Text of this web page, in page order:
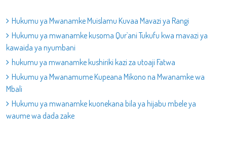
Hukumu ya Mwanamke Muislamu Kuvaa Mavazi ya Rangi
Hukumu ya mwanamke kusoma Qur`ani Tukufu kwa mavazi ya
kawaida ya nyumbani
hukumu ya mwanamke kushiriki kazi za utoaji Fatwa
Hukumu ya Mwanamume Kupeana Mikono na Mwanamke wa
Mbali
Hukumu ya mwanamke kuonekana bila ya hijabu mbele ya
waume wa dada zake